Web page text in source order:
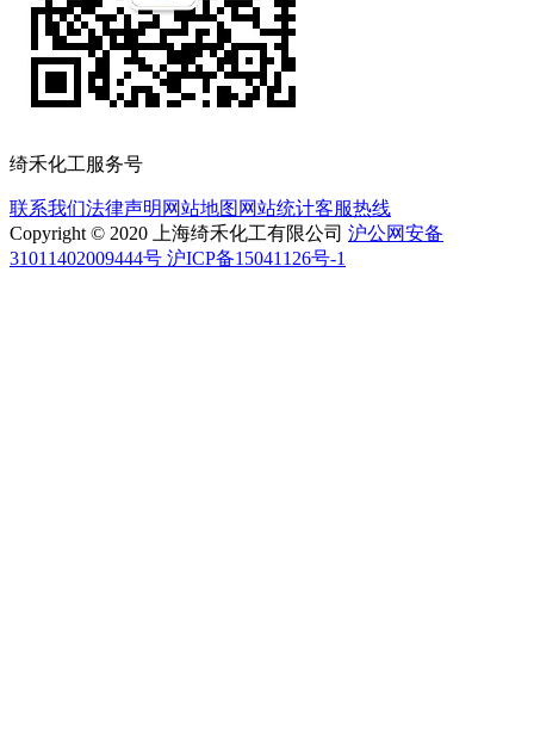
绮禾化工服务号
联系我们法律声明 网站地图 网站统计客服热线
Copyright © 2020 上海绮禾化工有限公司 沪公网安备
31011402009444号 沪ICP备15041126号-1